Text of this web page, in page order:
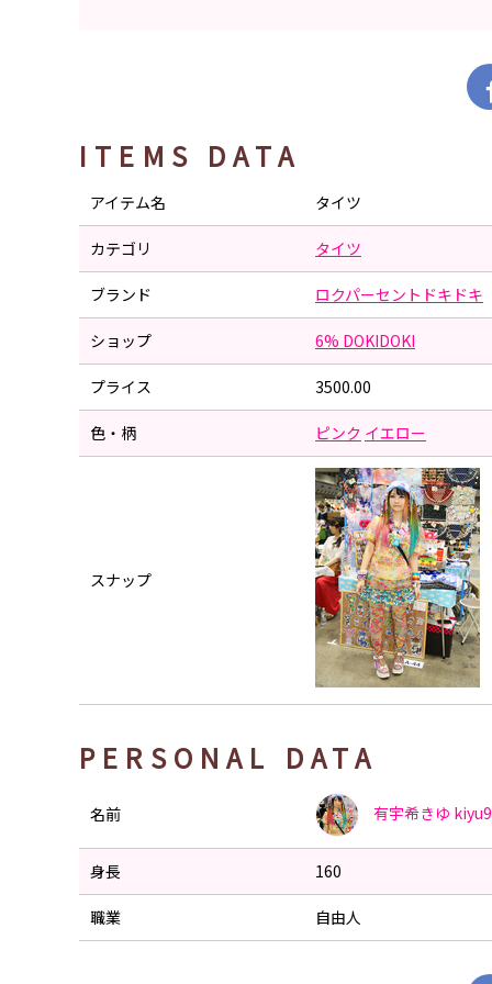
ITEMS DATA
アイテム名 タイツ
カテゴリ タイツ
ブランド ロクパーセントドキドキ
ショップ 6% DOKIDOKI
プライス 3500.00
色・柄 ピンク イエロー
スナップ
PERSONAL DATA
名前 有宇希きゆ
身長 160
職業 自由人